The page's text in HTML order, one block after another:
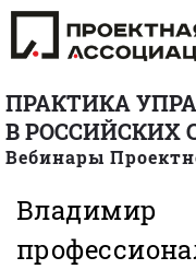
ПРАКТИКА
В РОССИЙСКИХ
Вебинары